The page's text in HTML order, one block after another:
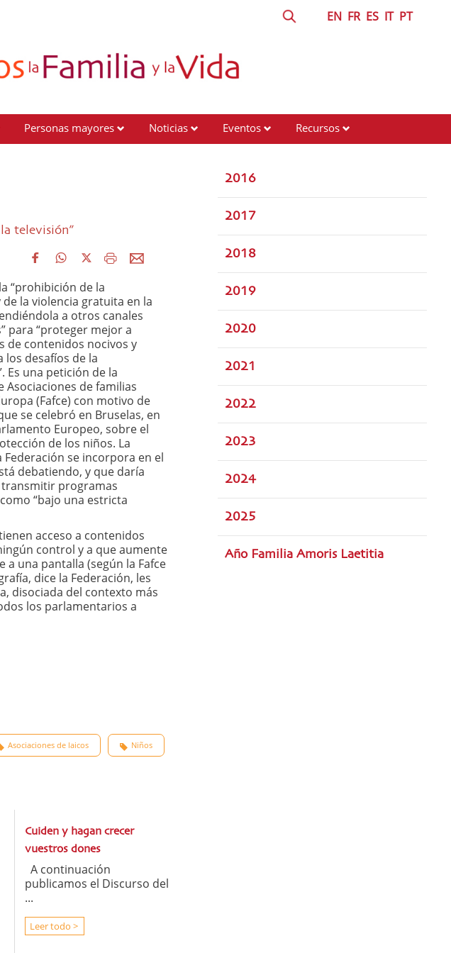
EN FR ES IT PT
Personas mayores Noticias Eventos
Recursos
televisión”
“prohibición de la
la violencia gratuita en la
a otros canales
para “proteger mejor a
de contenidos nocivos y
los desafíos de la
Es una petición de la
Asociaciones de familias
(Fafce) con motivo de
se celebró en Bruselas, en
Europeo, sobre el
de los niños. La
Federación se incorpora en el
debatiendo, y que daría
transmitir programas
“bajo una estricta
acceso a contenidos
control y a que aumente
una pantalla (según la Fafce
dice la Federación, les
disociada del contexto más
los parlamentarios a
Niños
Asociaciones de laicos
Cuiden y hagan crecer
vuestros dones
A continuación
publicamos el Discurso del
...
Leer todo >
2016
2017
2018
2019
2020
2021
2022
2023
2024
2025
Año Familia Amoris Laetitia